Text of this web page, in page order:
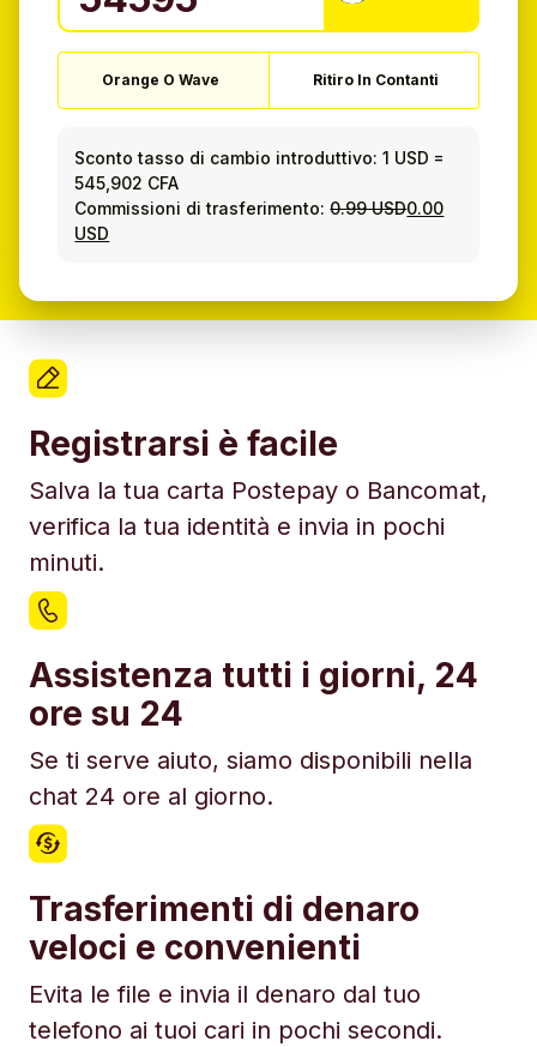
Orange O Wave Ritiro In Contanti
Sconto tasso di cambio introduttivo: 1 USD =
545,902 CFA
Commissioni di trasferimento:0.99 USD0.00
USD
Registrarsi è facile
Salva la tua carta Postepay o Bancomat,
verifica la tua identità e invia in pochi
minuti.
Assistenza tutti i giorni, 24
ore su 24
Se ti serve aiuto, siamo disponibili nella
chat 24 ore al giorno.
Trasferimenti di denaro
veloci e convenienti
Evita le file e invia il denaro dal tuo
telefono ai tuoi cari in pochi secondi.